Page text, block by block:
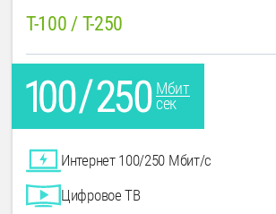
T-100 / T-250
Мбит
сек
Интернет 100/250 Мбит/с
Цифровое ТВ